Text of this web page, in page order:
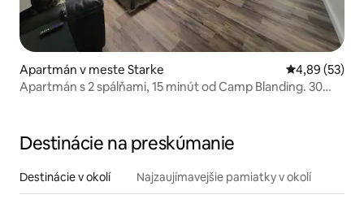
Apartmán v meste Starke Priemerné
4,89 (53)
Apartmán s 2 spálňami, 15 minút od Camp Blanding. 30
Destinácie na preskúmanie
Destinácie v okolí Najzaujímavejšie pamiatky v okolí